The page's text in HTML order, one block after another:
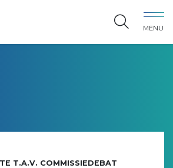
MENU
T.A.V. COMMISSIEDEBAT